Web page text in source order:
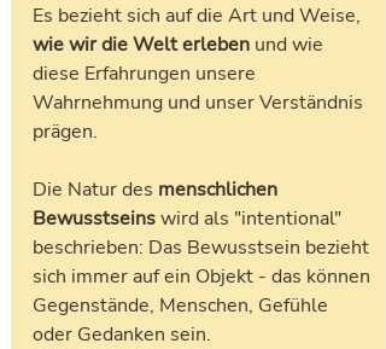
Es bezieht sich auf die Art und Weise,
wie wir die Welt erleben und wie
diese Erfahrungen unsere
Wahrnehmung und unser Verständnis
prägen.
Die Natur des menschlichen
Bewusstseins wird als "intentional"
beschrieben: Das Bewusstsein bezieht
sich immer auf ein Objekt - das können
Gegenstände, Menschen, Gefühle
oder Gedanken sein.